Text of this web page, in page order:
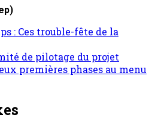
: Ces trouble-fête de la
de pilotage du projet
premières phases au menu